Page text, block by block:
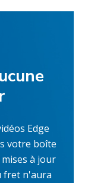
Edge
votre boîte
à jour
fret n'aura